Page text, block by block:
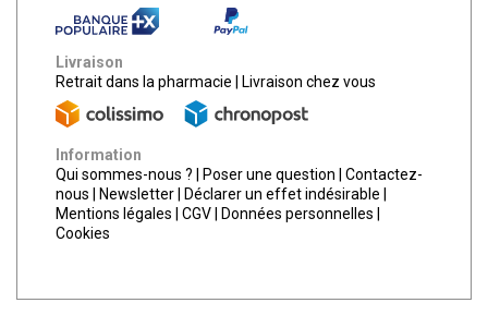
Livraison
Retrait dans la pharmacie
Livraison chez vous
Information
Qui sommes-nous ?
Poser une question
Contactez-
nous
Newsletter Déclarer un effet indésirable
Mentions légales
CGV Données personnelles
Cookies